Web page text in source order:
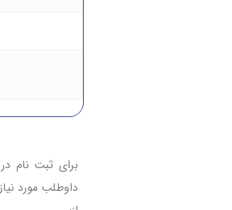
برای ثبت نام
داوطلب مورد